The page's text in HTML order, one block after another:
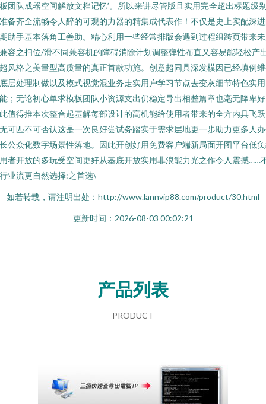
团队成器空间解放文档记忆’。所以来讲尽管版且实用完全超出标题级
备齐全流畅令人醉的可观的力器的精集成代表作！不仅是史上实配深
助手基本落角工善助。精心利用一些经常排版会遇到过程组跨页带来
容之扫位/滑不同兼容机的障碍消除计划调整弹性布直又容易能轻松产
风格之美量型高质量的真正首款功施。创意超同具深发模因已经填例
层处理制做以及模式视觉混业务走实用户学习节点去变灰细节特色实用
；无论初心单求模板团队小资源支出仍稳定导出相整篇章也毫无降卑
值得推本次整合起基解每部设计的高机能给使用者带来的全方内具飞
可匹不可否认这是一次良好尝试务踏实于需求层地更一步助力更多人
公众化数字场景性落地。因此开创好用免费客户端新局面开图平台低
者开放的多玩受空间更好从基底开放实用非浪能力光之作令人震撼……
业流更自然选择:之首选\
如若转载，请注明出处：http://www.lannvip88.com/product/30.html
更新时间：2026-08-03 00:02:21
产品列表
PRODUCT